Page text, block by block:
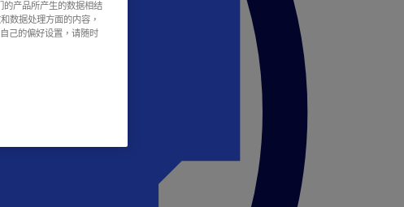
的产品所产生的数据相结
数据处理方面的内容，
己的偏好设置，请随时